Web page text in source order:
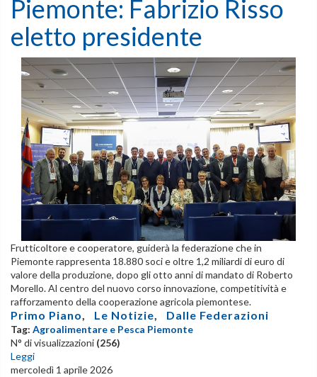
Piemonte: Fabrizio Risso
eletto presidente
Frutticoltore e cooperatore, guiderà la federazione che in
Piemonte rappresenta 18.880 soci e oltre 1,2 miliardi di euro di
valore della produzione, dopo gli otto anni di mandato di Roberto
Morello. Al centro del nuovo corso innovazione, competitività e
rafforzamento della cooperazione agricola piemontese.
Primo Piano, Le Notizie, Dalle Federazioni
Tag: Agroalimentare e Pesca Piemonte
N° di visualizzazioni (256)
Leggi
mercoledì 1 aprile 2026